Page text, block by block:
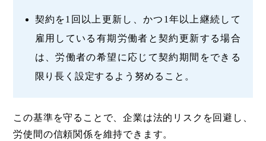
契約を1回以上更新し、かつ1年以上継続して
雇用している有期労働者と契約更新する場合
は、労働者の希望に応じて契約期間をできる
限り長く設定するよう努めること。
この基準を守ることで、企業は法的リスクを回避し、
労使間の信頼関係を維持できます。